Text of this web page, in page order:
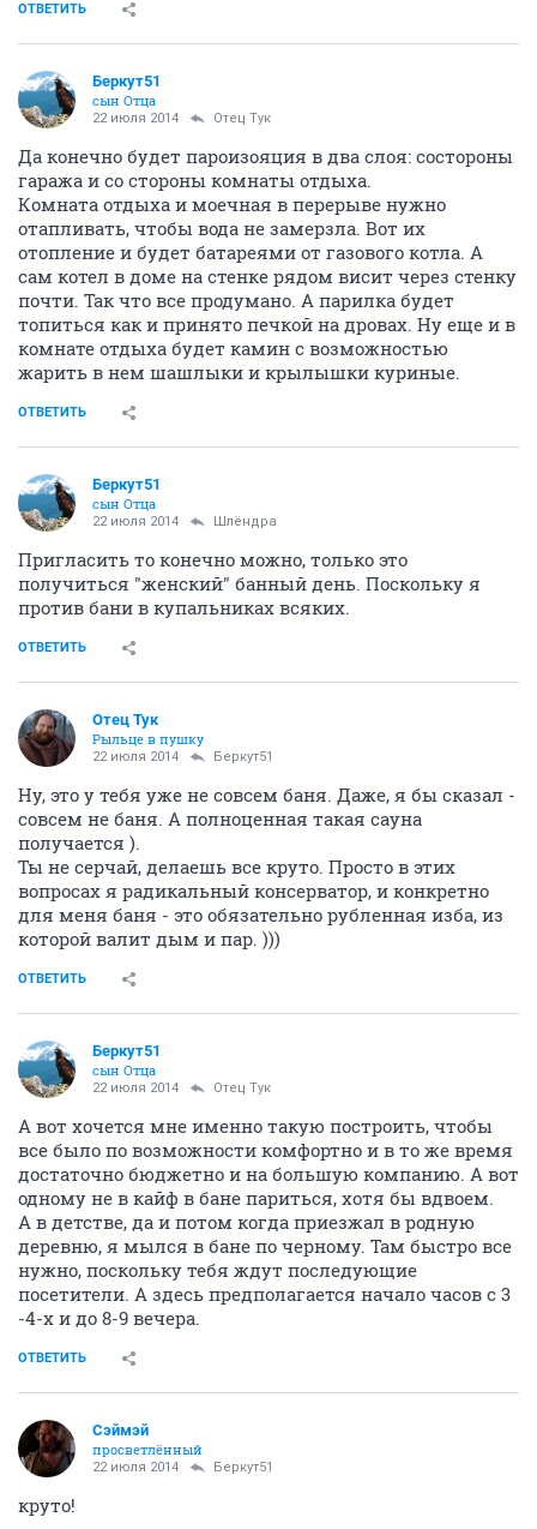
ОТВЕТИТЬ
Беркут51
сын Отца
22 июля 2014 Отец Тук
Да конечно будет пароизояция в два слоя: состороны
гаража и со стороны комнаты отдыха.
Комната отдыха и моечная в перерыве нужно
отапливать, чтобы вода не замерзла. Вот их
отопление и будет батареями от газового котла. А
сам котел в доме на стенке рядом висит через стенку
почти. Так что все продумано. А парилка будет
топиться как и принято печкой на дровах. Ну еще и в
комнате отдыха будет камин с возможностью
жарить в нем шашлыки и крылышки куриные.
ОТВЕТИТЬ
Беркут51
сын Отца
22 июля 2014 Шлёндра
Пригласить то конечно можно, только это
получиться "женский" банный день. Поскольку я
против бани в купальниках всяких.
ОТВЕТИТЬ
Отец Тук
Рыльце в пушку
22 июля 2014 Беркут51
Ну, это у тебя уже не совсем баня. Даже, я бы сказал -
совсем не баня. А полноценная такая сауна
получается ).
Ты не серчай, делаешь все круто. Просто в этих
вопросах я радикальный консерватор, и конкретно
для меня баня - это обязательно рубленная изба, из
которой валит дым и пар. )))
ОТВЕТИТЬ
Беркут51
сын Отца
22 июля 2014 Отец Тук
А вот хочется мне именно такую построить, чтобы
все было по возможности комфортно и в то же время
достаточно бюджетно и на большую компанию. А вот
одному не в кайф в бане париться, хотя бы вдвоем.
А в детстве, да и потом когда приезжал в родную
деревню, я мылся в бане по черному. Там быстро все
нужно, поскольку тебя ждут последующие
посетители. А здесь предполагается начало часов с 3
-4-х и до 8-9 вечера.
ОТВЕТИТЬ
Сэймэй
просветлённый
22 июля 2014 Беркут51
круто!